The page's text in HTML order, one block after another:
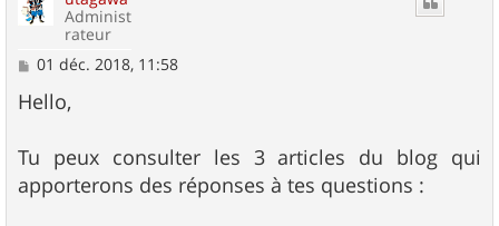
Administ
rateur
M
s
s
g
e
01 déc. 2018, 11:58
Hello,
Tu peux consulter les 3 articles du blog qui
apporterons des réponses à tes questions :